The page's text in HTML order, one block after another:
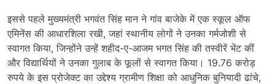
इससे पहले मुख्यमंत्री भगवंत सिंह मान ने गांव बाजेके में एक स्कूल ऑफ
एमिनेंस की आधारशिला रखी, जहां स्थानीय लोगों ने उनका गर्मजोशी से
स्वागत किया, जिन्होंने उन्हें शहीद-ए-आजम भगत सिंह की तस्वीरें भेंट कीं
और विद्यार्थियों ने उनका गुलाब के फूलों से स्वागत किया। 19.76 करोड़
रुपये के इस प्रोजेक्ट का उद्देश्य ग्रामीण शिक्षा को आधुनिक बुनियादी ढांचे,